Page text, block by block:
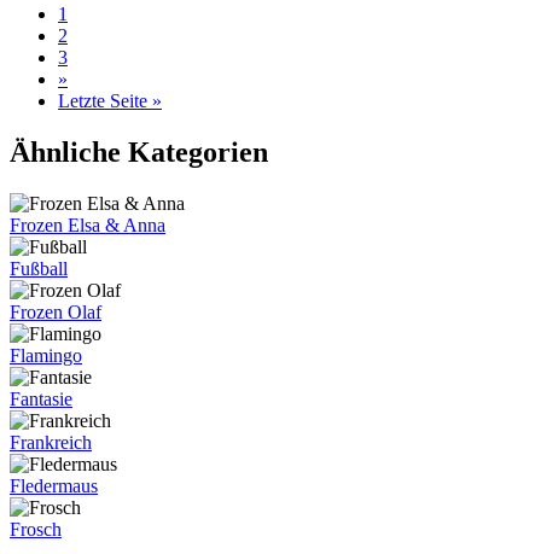
1
2
3
»
Letzte Seite »
Ähnliche Kategorien
Frozen Elsa & Anna
Fußball
Frozen Olaf
Flamingo
Fantasie
Frankreich
Fledermaus
Frosch